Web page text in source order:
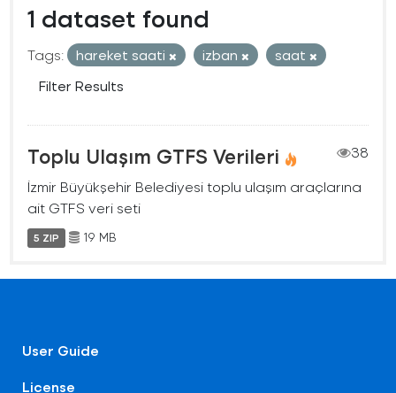
1 dataset found
Tags: hareket saati izban
saat
Filter Results
Toplu Ulaşım GTFS Verileri
38
İzmir Büyükşehir Belediyesi toplu ulaşım araçlarına
ait GTFS veri seti
5 ZIP 19 MB
User Guide
License